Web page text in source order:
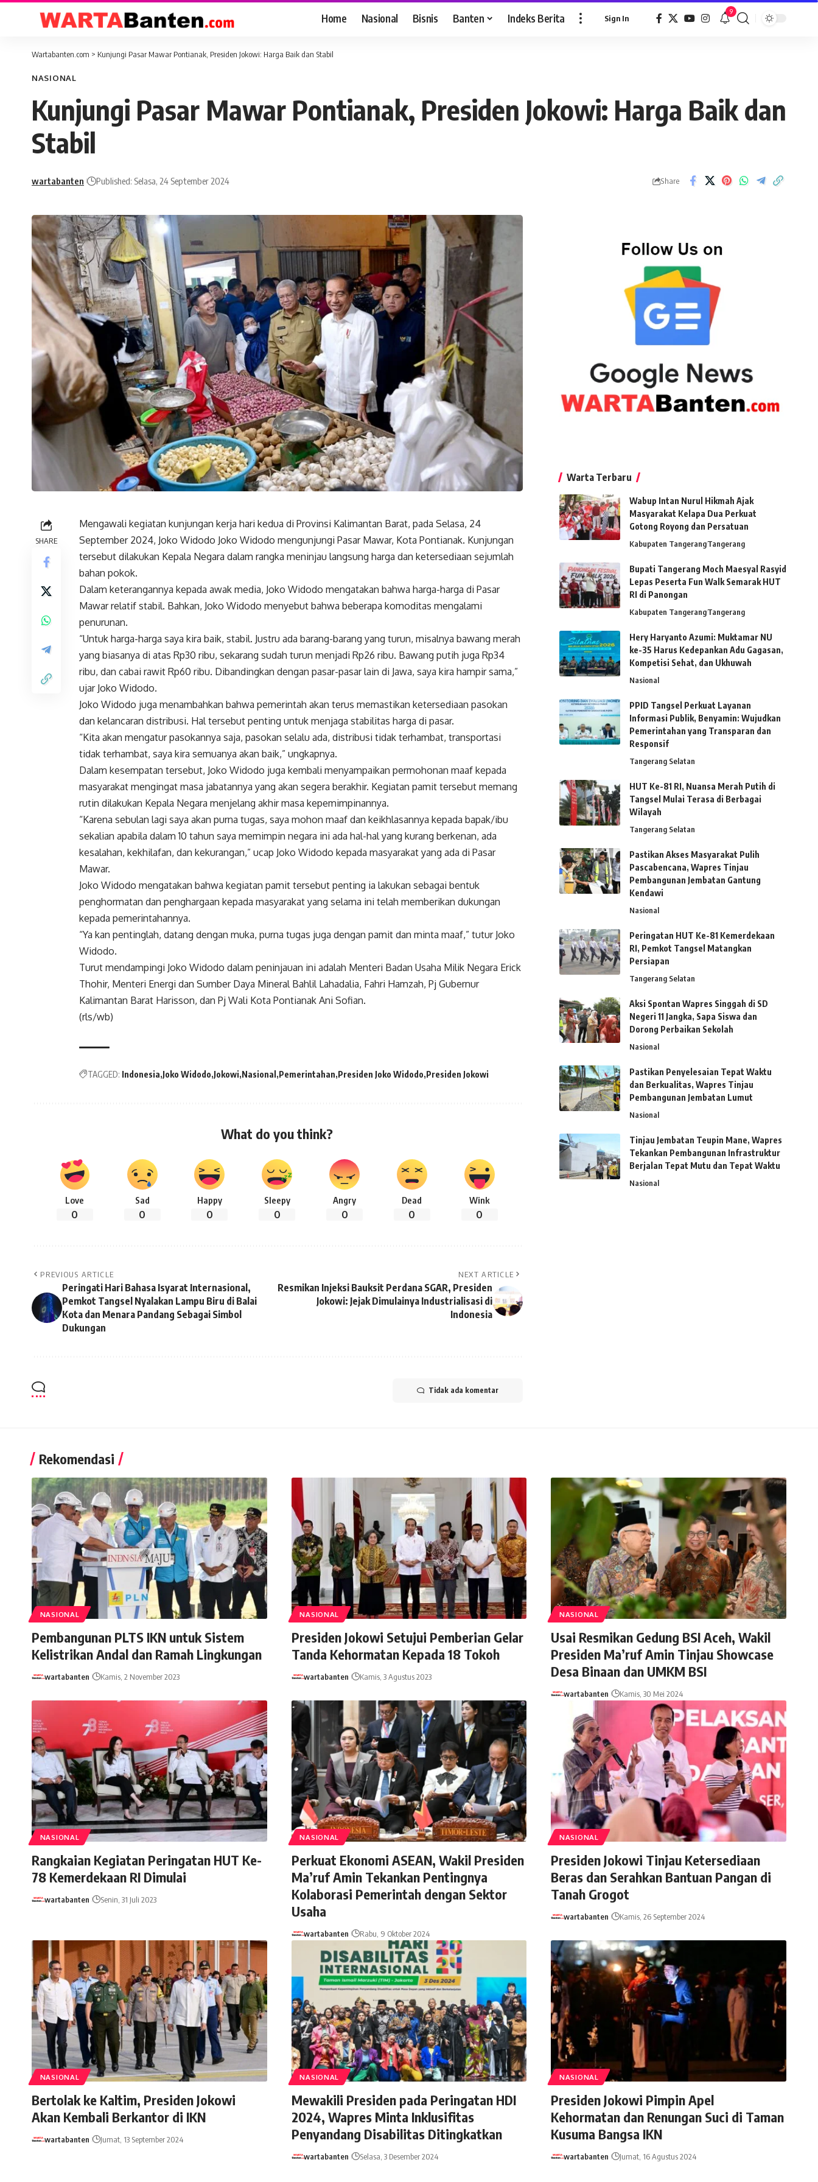
Home Nasional Bisnis Banten Indeks Berita Sign In
9
Wartabanten.com > Kunjungi Pasar Mawar Pontianak, Presiden Jokowi: Harga Baik dan Stabil
NASIONAL
Kunjungi Pasar Mawar Pontianak, Presiden Jokowi: Harga Baik dan
Stabil
wartabanten Published: Selasa, 24 September 2024 Share
SHARE
Mengawali kegiatan kunjungan kerja hari kedua di Provinsi Kalimantan Barat, pada Selasa, 24
September 2024, Joko Widodo Joko Widodo mengunjungi Pasar Mawar, Kota Pontianak. Kunjungan
tersebut dilakukan Kepala Negara dalam rangka meninjau langsung harga dan ketersediaan sejumlah
bahan pokok.
Dalam keterangannya kepada awak media, Joko Widodo mengatakan bahwa harga-harga di Pasar
Mawar relatif stabil. Bahkan, Joko Widodo menyebut bahwa beberapa komoditas mengalami
penurunan.
“Untuk harga-harga saya kira baik, stabil. Justru ada barang-barang yang turun, misalnya bawang merah
yang biasanya di atas Rp30 ribu, sekarang sudah turun menjadi Rp26 ribu. Bawang putih juga Rp34
ribu, dan cabai rawit Rp60 ribu. Dibandingkan dengan pasar-pasar lain di Jawa, saya kira hampir sama,”
ujar Joko Widodo.
Joko Widodo juga menambahkan bahwa pemerintah akan terus memastikan ketersediaan pasokan
dan kelancaran distribusi. Hal tersebut penting untuk menjaga stabilitas harga di pasar.
“Kita akan mengatur pasokannya saja, pasokan selalu ada, distribusi tidak terhambat, transportasi
tidak terhambat, saya kira semuanya akan baik,” ungkapnya.
Dalam kesempatan tersebut, Joko Widodo juga kembali menyampaikan permohonan maaf kepada
masyarakat mengingat masa jabatannya yang akan segera berakhir. Kegiatan pamit tersebut memang
rutin dilakukan Kepala Negara menjelang akhir masa kepemimpinannya.
“Karena sebulan lagi saya akan purna tugas, saya mohon maaf dan keikhlasannya kepada bapak/ibu
sekalian apabila dalam 10 tahun saya memimpin negara ini ada hal-hal yang kurang berkenan, ada
kesalahan, kekhilafan, dan kekurangan,” ucap Joko Widodo kepada masyarakat yang ada di Pasar
Mawar.
Joko Widodo mengatakan bahwa kegiatan pamit tersebut penting ia lakukan sebagai bentuk
penghormatan dan penghargaan kepada masyarakat yang selama ini telah memberikan dukungan
kepada pemerintahannya.
“Ya kan pentinglah, datang dengan muka, purna tugas juga dengan pamit dan minta maaf,” tutur Joko
Widodo.
Turut mendampingi Joko Widodo dalam peninjauan ini adalah Menteri Badan Usaha Milik Negara Erick
Thohir, Menteri Energi dan Sumber Daya Mineral Bahlil Lahadalia, Fahri Hamzah, Pj Gubernur
Kalimantan Barat Harisson, dan Pj Wali Kota Pontianak Ani Sofian.
(rls/wb)
TAGGED: Indonesia Joko Widodo Jokowi Nasional Pemerintahan Presiden Joko Widodo Presiden Jokowi
What do you think?
Love
0
Sad
0
Happy
0
Sleepy
0
Angry
0
Dead
0
Wink
0
PREVIOUS ARTICLE
Peringati Hari Bahasa Isyarat Internasional,
Pemkot Tangsel Nyalakan Lampu Biru di Balai
Kota dan Menara Pandang Sebagai Simbol
Dukungan
NEXT ARTICLE
Resmikan Injeksi Bauksit Perdana SGAR, Presiden
Jokowi: Jejak Dimulainya Industrialisasi di
Indonesia
Tidak ada komentar
Warta Terbaru
Wabup Intan Nurul Hikmah Ajak
Masyarakat Kelapa Dua Perkuat
Gotong Royong dan Persatuan
Kabupaten TangerangTangerang
Bupati Tangerang Moch Maesyal Rasyid
Lepas Peserta Fun Walk Semarak HUT
RI di Panongan
Kabupaten TangerangTangerang
Hery Haryanto Azumi: Muktamar NU
ke-35 Harus Kedepankan Adu Gagasan,
Kompetisi Sehat, dan Ukhuwah
Nasional
PPID Tangsel Perkuat Layanan
Informasi Publik, Benyamin: Wujudkan
Pemerintahan yang Transparan dan
Responsif
Tangerang Selatan
HUT Ke-81 RI, Nuansa Merah Putih di
Tangsel Mulai Terasa di Berbagai
Wilayah
Tangerang Selatan
Pastikan Akses Masyarakat Pulih
Pascabencana, Wapres Tinjau
Pembangunan Jembatan Gantung
Kendawi
Nasional
Peringatan HUT Ke-81 Kemerdekaan
RI, Pemkot Tangsel Matangkan
Persiapan
Tangerang Selatan
Aksi Spontan Wapres Singgah di SD
Negeri 11 Jangka, Sapa Siswa dan
Dorong Perbaikan Sekolah
Nasional
Pastikan Penyelesaian Tepat Waktu
dan Berkualitas, Wapres Tinjau
Pembangunan Jembatan Lumut
Nasional
Tinjau Jembatan Teupin Mane, Wapres
Tekankan Pembangunan Infrastruktur
Berjalan Tepat Mutu dan Tepat Waktu
Nasional
Rekomendasi
NASIONAL
Pembangunan PLTS IKN untuk Sistem
Kelistrikan Andal dan Ramah Lingkungan
wartabanten Kamis, 2 November 2023
NASIONAL
Presiden Jokowi Setujui Pemberian Gelar
Tanda Kehormatan Kepada 18 Tokoh
wartabanten Kamis, 3 Agustus 2023
NASIONAL
Usai Resmikan Gedung BSI Aceh, Wakil
Presiden Ma’ruf Amin Tinjau Showcase
Desa Binaan dan UMKM BSI
wartabanten Kamis, 30 Mei 2024
NASIONAL
Rangkaian Kegiatan Peringatan HUT Ke-
78 Kemerdekaan RI Dimulai
wartabanten Senin, 31 Juli 2023
NASIONAL
Perkuat Ekonomi ASEAN, Wakil Presiden
Ma’ruf Amin Tekankan Pentingnya
Kolaborasi Pemerintah dengan Sektor
Usaha
wartabanten Rabu, 9 Oktober 2024
NASIONAL
Presiden Jokowi Tinjau Ketersediaan
Beras dan Serahkan Bantuan Pangan di
Tanah Grogot
wartabanten Kamis, 26 September 2024
NASIONAL
Bertolak ke Kaltim, Presiden Jokowi
Akan Kembali Berkantor di IKN
wartabanten Jumat, 13 September 2024
NASIONAL
Mewakili Presiden pada Peringatan HDI
2024, Wapres Minta Inklusifitas
Penyandang Disabilitas Ditingkatkan
wartabanten Selasa, 3 Desember 2024
NASIONAL
Presiden Jokowi Pimpin Apel
Kehormatan dan Renungan Suci di Taman
Kusuma Bangsa IKN
wartabanten Jumat, 16 Agustus 2024